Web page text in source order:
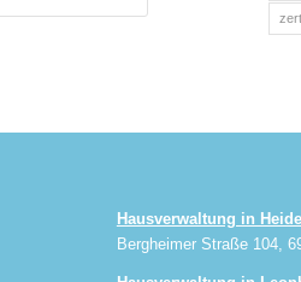
Hausverwaltung in
Bergheimer Straße 104,